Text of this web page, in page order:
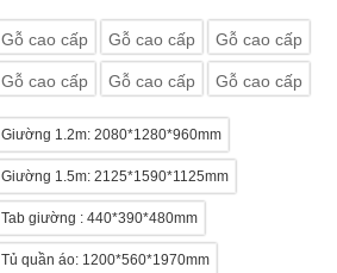
Gỗ cao cấp Gỗ cao cấp Gỗ cao cấp
Gỗ cao cấp Gỗ cao cấp Gỗ cao cấp
Giường 1.2m: 2080*1280*960mm
Giường 1.5m: 2125*1590*1125mm
Tab giường : 440*390*480mm
Tủ quần áo: 1200*560*1970mm